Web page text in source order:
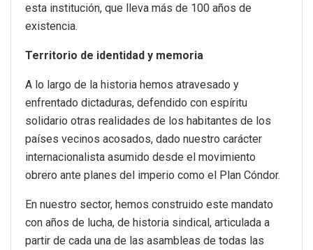
esta institución, que lleva más de 100 años de
existencia.
Territorio de identidad y memoria
A lo largo de la historia hemos atravesado y
enfrentado dictaduras, defendido con espíritu
solidario otras realidades de los habitantes de los
países vecinos acosados, dado nuestro carácter
internacionalista asumido desde el movimiento
obrero ante planes del imperio como el Plan Cóndor.
En nuestro sector, hemos construido este mandato
con años de lucha, de historia sindical, articulada a
partir de cada una de las asambleas de todas las